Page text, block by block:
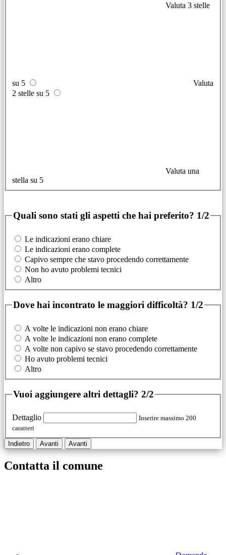
Valuta 3 stelle
su 5
Valuta
2 stelle su 5
Valuta una
stella su 5
Quali sono stati gli aspetti che hai preferito? 1/2
Le indicazioni erano chiare
Le indicazioni erano complete
Capivo sempre che stavo procedendo correttamente
Non ho avuto problemi tecnici
Altro
Dove hai incontrato le maggiori difficoltà? 1/2
A volte le indicazioni non erano chiare
A volte le indicazioni non erano complete
A volte non capivo se stavo procedendo correttamente
Ho avuto problemi tecnici
Altro
Vuoi aggiungere altri dettagli? 2/2
Dettaglio
Inserire massimo 200
caratteri
Indietro Avanti Avanti
Contatta il comune